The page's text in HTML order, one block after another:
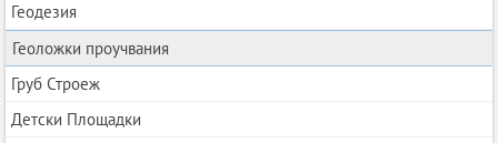
Геодезия
Геоложки проучвания
Груб Строеж
Детски Площадки